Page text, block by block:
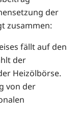
der
zusammen:
fällt auf den
der
Heizölbörse.
von der